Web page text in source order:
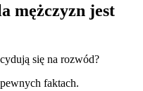
mężczyzn jest
się na rozwód?
faktach.